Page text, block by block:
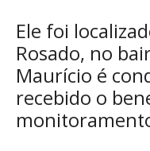
Ele foi
Rosado, no
Maurício é
recebido o